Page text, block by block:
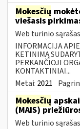
Mokesčių
viešasis
Web turinio sąrašas
INFORMACIJA
KETINIMĄ
PERKANČIOJI
KONTAKTINIAI...
Metai: 2021
Mokesčių
(MAIS)
Web turinio sąrašas